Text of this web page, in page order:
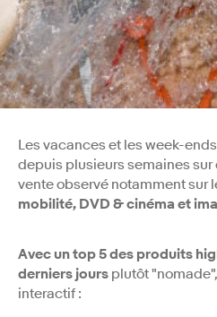
Les vacances et les week-
depuis plusieurs semaines sur
vente observé notamment sur
mobilité, DVD & cinéma et
Avec un top 5 des produits
derniers jours plutôt
interactif :